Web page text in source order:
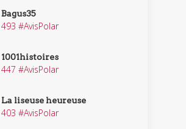
Bagus35
493 #AvisPolar
1001histoires
447 #AvisPolar
La liseuse heureuse
403 #AvisPolar